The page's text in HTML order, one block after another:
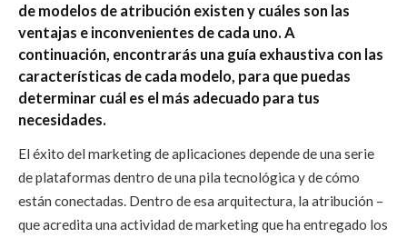
de modelos de atribución existen y cuáles son las
ventajas e inconvenientes de cada uno. A
continuación, encontrarás una guía exhaustiva con las
características de cada modelo, para que puedas
determinar cuál es el más adecuado para tus
necesidades.
El éxito del marketing de aplicaciones depende de una serie
de plataformas dentro de una pila tecnológica y de cómo
están conectadas. Dentro de esa arquitectura, la atribución –
que acredita una actividad de marketing que ha entregado los